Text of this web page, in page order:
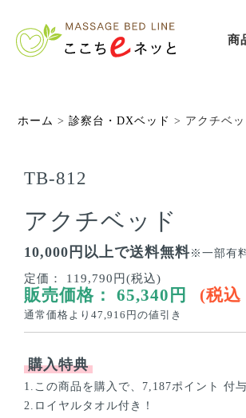
商
ホーム > 診察台・DXベッド > アクチベッ
TB-812
アクチベッド
10,000円以上で送料無料※一部有
定価：
119,790円(税込)
販売価格： 65,340 円 (税込
通常価格より 47,916 円の値引き
購入特典
1.この商品を購入で、7,187ポイント 付与
2.ロイヤルタオル付き！